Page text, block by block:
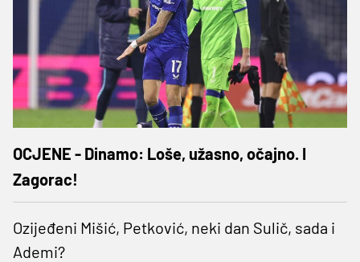
OCJENE - Dinamo: Loše, užasno, očajno. I
Zagorac!
Ozijeđeni Mišić, Petković, neki dan Sulič, sada i
Ademi?